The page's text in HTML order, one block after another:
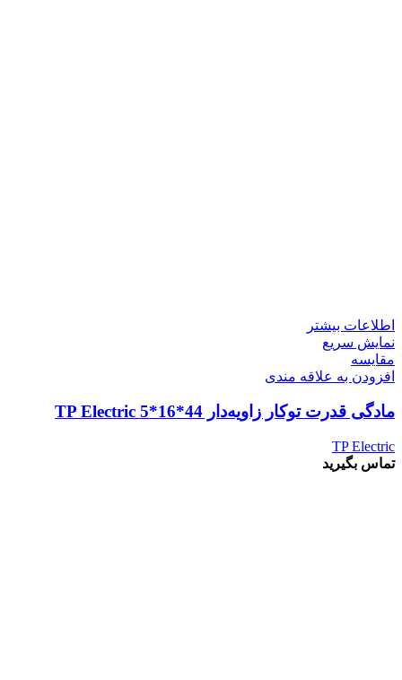
اطلاعات بیشتر
نمایش سریع
مقايسه
افزودن به علاقه مندی
مادگی قدرت توکار زاویه‌دار 44*16*5 TP Electric
TP Electric
تماس بگیرید